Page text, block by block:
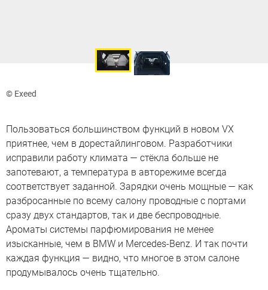
© Exeed
Пользоваться большинством функций в новом VX
приятнее, чем в дорестайлинговом. Разработчики
исправили работу климата — стёкла больше не
запотевают, а температура в авторежиме всегда
соответствует заданной. Зарядки очень мощные — как
разбросанные по всему салону проводные с портами
сразу двух стандартов, так и две беспроводные.
Ароматы системы парфюмирования не менее
изысканные, чем в BMW и Mercedes-Benz. И так почти
каждая функция — видно, что многое в этом салоне
продумывалось очень тщательно.